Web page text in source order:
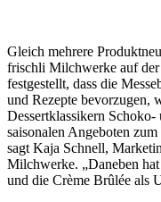
Gleich mehrere
frischli Milchwerke auf der
festgestellt, dass die
und Rezepte bevorzugen,
Dessertklassikern
saisonalen Angeboten
sagt Kaja Schnell,
Milchwerke. „Daneben
und die Crème Brûlée als